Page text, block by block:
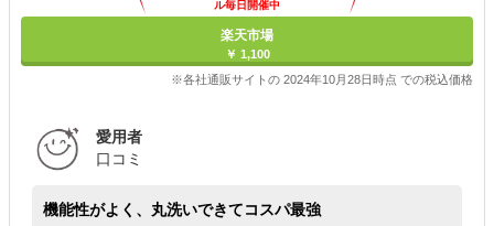
ル毎日開催中
楽天市場
￥ 1,100
※各社通販サイトの 2024年10月28日時点 での税込価格
愛用者
口コミ
機能性がよく、丸洗いできてコスパ最強